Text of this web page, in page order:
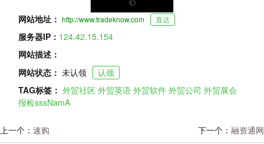
网站地址： http://www.tradeknow.com 直达
服务器IP： 124.42.15.154
网站描述：
网站状态： 未认领
认领
TAG标签： 外贸社区 外贸英语 外贸软件 外贸公司 外贸展会
报检sssNamA
上一个： 速购 下一个： 融资通网